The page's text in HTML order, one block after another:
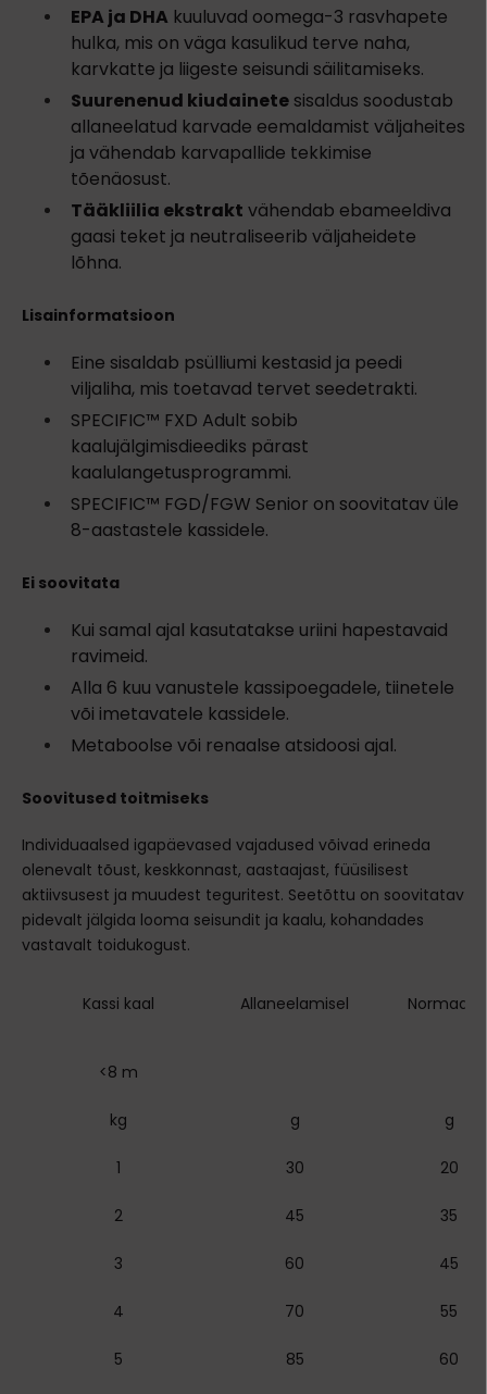
EPA ja DHA kuuluvad oomega-3 rasvhapete
hulka, mis on väga kasulikud terve naha,
karvkatte ja liigeste seisundi säilitamiseks.
Suurenenud kiudainete sisaldus soodustab
allaneelatud karvade eemaldamist väljaheites
ja vähendab karvapallide tekkimise
tõenäosust.
Tääkliilia ekstrakt vähendab ebameeldiva
gaasi teket ja neutraliseerib väljaheidete
lõhna.
Lisainformatsioon
Eine sisaldab psülliumi kestasid ja peedi
viljaliha, mis toetavad tervet seedetrakti.
SPECIFIC™ FXD Adult sobib
kaalujälgimisdieediks pärast
kaalulangetusprogrammi.
SPECIFIC™ FGD/FGW Senior on soovitatav üle
8-aastastele kassidele.
Ei soovitata
Kui samal ajal kasutatakse uriini hapestavaid
ravimeid.
Alla 6 kuu vanustele kassipoegadele, tiinetele
või imetavatele kassidele.
Metaboolse või renaalse atsidoosi ajal.
Soovitused toitmiseks
Individuaalsed igapäevased vajadused võivad erineda
olenevalt tõust, keskkonnast, aastaajast, füüsilisest
aktiivsusest ja muudest teguritest. Seetõttu on soovitatav
pidevalt jälgida looma seisundit ja kaalu, kohandades
vastavalt toidukogust.
Kassi kaal
<8 m
Allaneelamisel
kg g g
1 30 20
2 45 35
3 60 45
4 70 55
5 85 60